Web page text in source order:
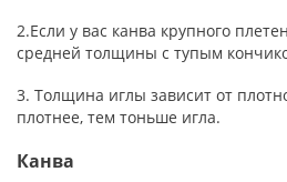
2.Если у вас канва крупного
средней толщины с тупым
3. Толщина иглы зависит от
плотнее, тем тоньше игла.
Канва